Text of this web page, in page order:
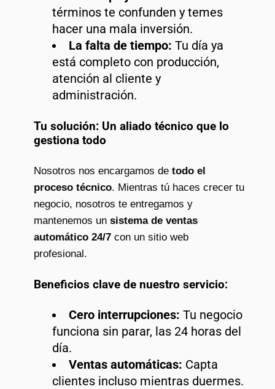
términos te confunden y temes
hacer una mala inversión.
La falta de tiempo: Tu día ya
está completo con producción,
atención al cliente y
administración.
Tu solución: Un aliado técnico que lo
gestiona todo
Nosotros nos encargamos de todo el
proceso técnico. Mientras tú haces crecer tu
negocio, nosotros te entregamos y
mantenemos un sistema de ventas
automático 24/7 con un sitio web
profesional.
Beneficios clave de nuestro servicio:
Cero interrupciones: Tu negocio
funciona sin parar, las 24 horas del
día.
Ventas automáticas: Capta
clientes incluso mientras duermes.